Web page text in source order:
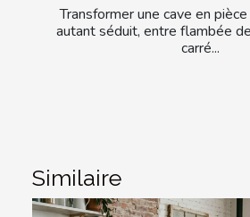
Transformer une cave en pièce
autant séduit, entre flambée
carré...
Similaire